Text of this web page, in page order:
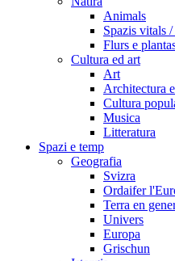
Animals
Spazis vitals
Flurs e
Cultura ed art
Art
Architectura
Cultura
Musica
Litteratura
Spazi e temp
Geografia
Svizra
Ordaifer
Terra en
Univers
Europa
Grischun